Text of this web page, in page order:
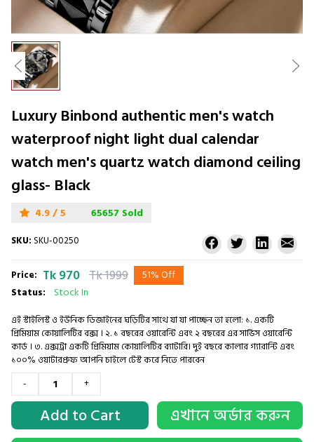
Luxury Binbond authentic men's watch
waterproof night light dual calendar
watch men's quartz watch diamond ceiling
glass- Black
4.9 / 5 65657 Sold
SKU: SKU-00250
Price: Tk 970 Tk 1999 51% Off
Status: Stock In
এই স্টাইলিস্ট ও ইউনিক ডিজাইনের ঘড়িটির সাথে যা যা পাচ্ছেন তা হলো: ১. একটি
প্রিমিয়াম কোয়ালিটির বক্স । ২. ১ বছরের ওয়ারেন্টি এবং ২ বছরের এর সার্ভিস ওয়ারেন্টি
কার্ড । ৩. এক্সট্রা একটি প্রিমিয়াম কোয়ালিটির ব্যাটারি। দুই বছরে কালার গ্যারান্টি এবং
১০০% ওয়াটারপ্রুফ আপনি চাইলে টেস্ট করে নিতে পারবেন
-
+
Add to Cart
এখানে অর্ডার করুন